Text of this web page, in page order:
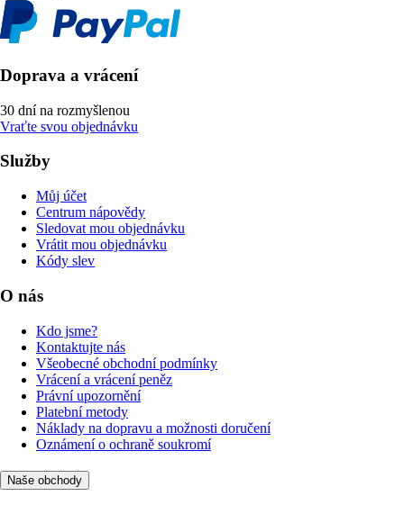
Doprava a vrácení
30 dní na rozmyšlenou
Vraťte svou objednávku
Služby
Můj účet
Centrum nápovědy
Sledovat mou objednávku
Vrátit mou objednávku
Kódy slev
O nás
Kdo jsme?
Kontaktujte nás
Všeobecné obchodní podmínky
Vrácení a vrácení peněz
Právní upozornění
Platební metody
Náklady na dopravu a možnosti doručení
Oznámení o ochraně soukromí
Naše obchody